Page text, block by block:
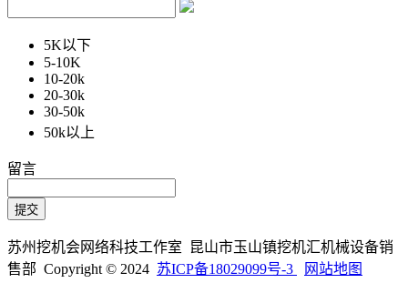
5K以下
5-10K
10-20k
20-30k
30-50k
50k以上
留言
苏州挖机会网络科技工作室 昆山市玉山镇挖机汇机械设备销
售部 Copyright © 2024 苏ICP备18029099号-3 网站地图